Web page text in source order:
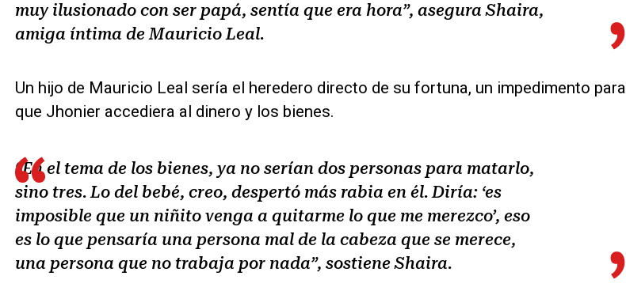
muy ilusionado con ser papá, sentía que era hora”, asegura Shaira,
amiga íntima de Mauricio Leal.
Un hijo de Mauricio Leal sería el heredero directo de su fortuna, un impedimento para
que Jhonier accediera al dinero y los bienes.
“En el tema de los bienes, ya no serían dos personas para matarlo,
sino tres. Lo del bebé, creo, despertó más rabia en él. Diría: ‘es
imposible que un niñito venga a quitarme lo que me merezco’, eso
es lo que pensaría una persona mal de la cabeza que se merece,
una persona que no trabaja por nada”, sostiene Shaira.